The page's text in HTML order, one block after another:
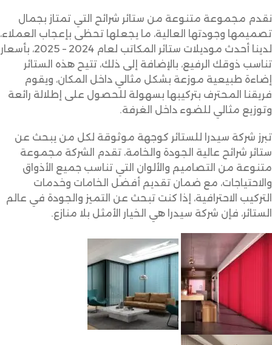
نقدم مجموعة متنوعة من ستائر شرائح التي تمتاز بجمال
تصميمها وجودتها العالية، ما يجعلها تحظى بإعجاب العملاء،
لدينا أحدث موديلات ستائر المكاتب لعام 2024 – 2025، بأسعار
تناسب ذوقك الرفيع، بالإضافة إلى ذلك، تتيح هذه الستائر
إضاءة طبيعية موزعة بشكل مثالي داخل المكان، ويقوم
فريقنا المحترف بتركيبها بسهولة للحصول على إطلالة رائعة
وتوزيع مثالي للضوء داخل الغرفة.
تبرز شركة سيدرا للستائر كوجهة موثوقة لكل من يبحث عن
ستائر شرائح عالية الجودة والخامة، تقدم الشركة مجموعة
متنوعة من التصاميم والألوان التي تناسب جميع الأذواق
والاحتياجات، مع ضمان تقديم أفضل الخامات وخدمات
التركيب الاحترافية، إذا كنت تبحث عن التميز والجودة في عالم
الستائر، فإن شركة سيدرا هي الخيار الأمثل بلا منازع.